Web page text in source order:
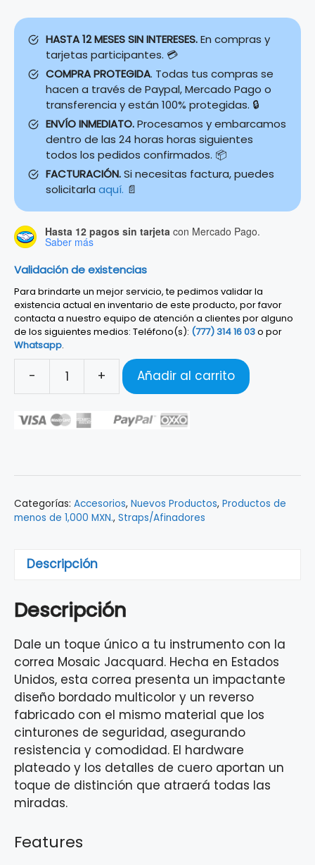
HASTA 12 MESES SIN INTERESES.En compras y
tarjetas participantes. 💳
COMPRA PROTEGIDA. Todas tus compras se
hacen a través de Paypal, Mercado Pago o
transferencia y están 100% protegidas. 🔒
ENVÍO INMEDIATO.Procesamos y embarcamos
dentro de las 24 horas horas siguientes
todos los pedidos confirmados. 📦
FACTURACIÓN.Si necesitas factura, puedes
solicitarla aquí. 📄
Hasta 12 pagos sin tarjeta con Mercado Pago.
Saber más
Validación de existencias
Para brindarte un mejor servicio, te pedimos validar la
existencia actual en inventario de este producto, por favor
contacta a nuestro equipo de atención a clientes por alguno
de los siguientes medios: Teléfono(s): (777) 314 16 03o por
Whatsapp.
-
Strap
Mosaic
0990638010
+ Añadir al carrito
Categorías: Accesorios, Nuevos Productos, Productos de
menos de 1,000 MXN., Straps/Afinadores
Descripción
Descripción
Dale un toque único a tu instrumento con la
correa Mosaic Jacquard. Hecha en Estados
Unidos, esta correa presenta un impactante
diseño bordado multicolor y un reverso
fabricado con el mismo material que los
cinturones de seguridad, asegurando
resistencia y comodidad. El hardware
plateado y los detalles de cuero aportan un
toque de distinción que atraerá todas las
miradas.
Features